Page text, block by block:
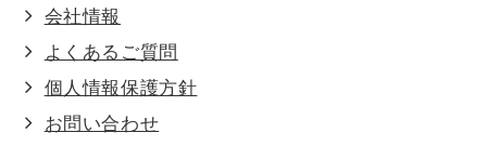
会社情報
よくあるご質問
個人情報保護方針
お問い合わせ